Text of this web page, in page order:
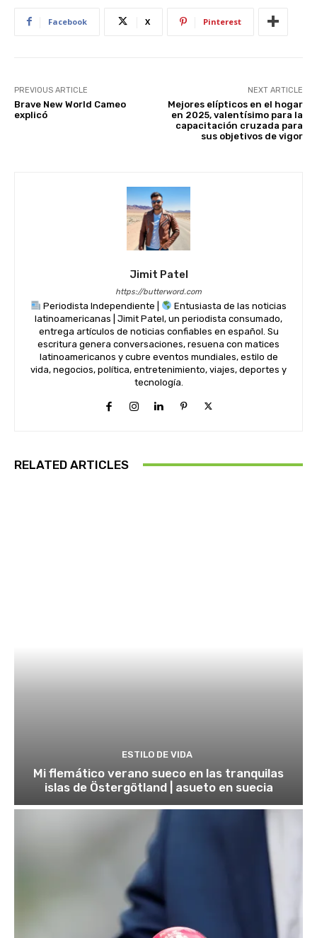
Facebook X Pinterest
PREVIOUS ARTICLE
Brave New World Cameo
explicó
NEXT ARTICLE
Mejores elípticos en el hogar
en 2025, valentísimo para la
capacitación cruzada para
sus objetivos de vigor
Jimit Patel
https://butterword.com
Periodista Independiente |
Entusiasta de las noticias
latinoamericanas | Jimit Patel, un periodista consumado,
entrega artículos de noticias confiables en español. Su
escritura genera conversaciones, resuena con matices
latinoamericanos y cubre eventos mundiales, estilo de
vida, negocios, política, entretenimiento, viajes, deportes y
tecnología.
RELATED ARTICLES
ESTILO DE VIDA
Mi flemático verano sueco en las tranquilas
islas de Östergötland | asueto en suecia